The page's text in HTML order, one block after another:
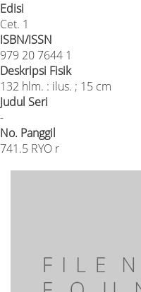
Edisi
Cet. 1
ISBN/ISSN
979 20 7644 1
Deskripsi Fisik
132 hlm. : ilus. ; 15 cm
Judul Seri
-
No. Panggil
741.5 RYO r